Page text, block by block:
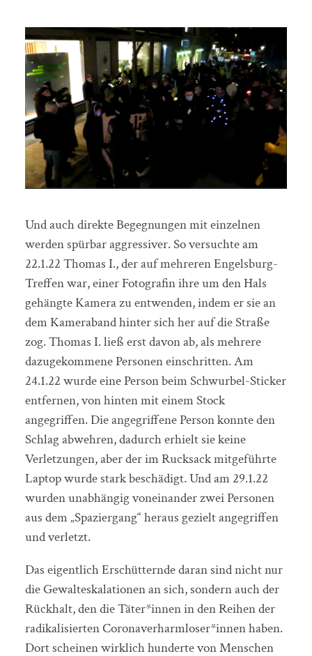
Und auch direkte Begegnungen mit einzelnen
werden spürbar aggressiver. So versuchte am
22.1.22 Thomas I., der auf mehreren Engelsburg-
Treffen war, einer Fotografin ihre um den Hals
gehängte Kamera zu entwenden, indem er sie an
dem Kameraband hinter sich her auf die Straße
zog. Thomas I. ließ erst davon ab, als mehrere
dazugekommene Personen einschritten. Am
24.1.22 wurde eine Person beim Schwurbel-Sticker
entfernen, von hinten mit einem Stock
angegriffen. Die angegriffene Person konnte den
Schlag abwehren, dadurch erhielt sie keine
Verletzungen, aber der im Rucksack mitgeführte
Laptop wurde stark beschädigt. Und am 29.1.22
wurden unabhängig voneinander zwei Personen
aus dem „Spaziergang“ heraus gezielt angegriffen
und verletzt.
Das eigentlich Erschütternde daran sind nicht nur
die Gewalteskalationen an sich, sondern auch der
Rückhalt, den die Täter*innen in den Reihen der
radikalisierten Coronaverharmloser*innen haben.
Dort scheinen wirklich hunderte von Menschen